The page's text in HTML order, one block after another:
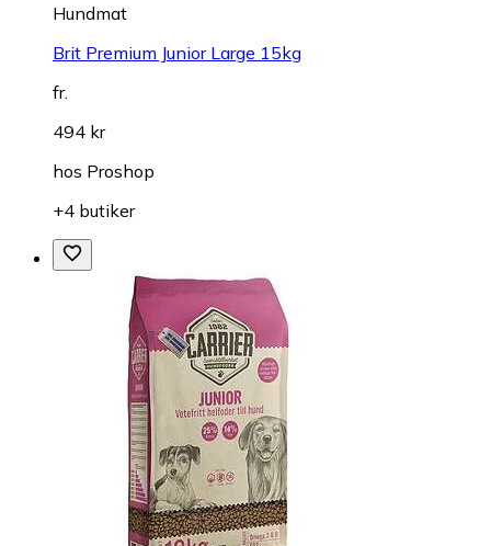
Hundmat
Brit Premium Junior Large 15kg
fr.
494 kr
hos Proshop
+4 butiker